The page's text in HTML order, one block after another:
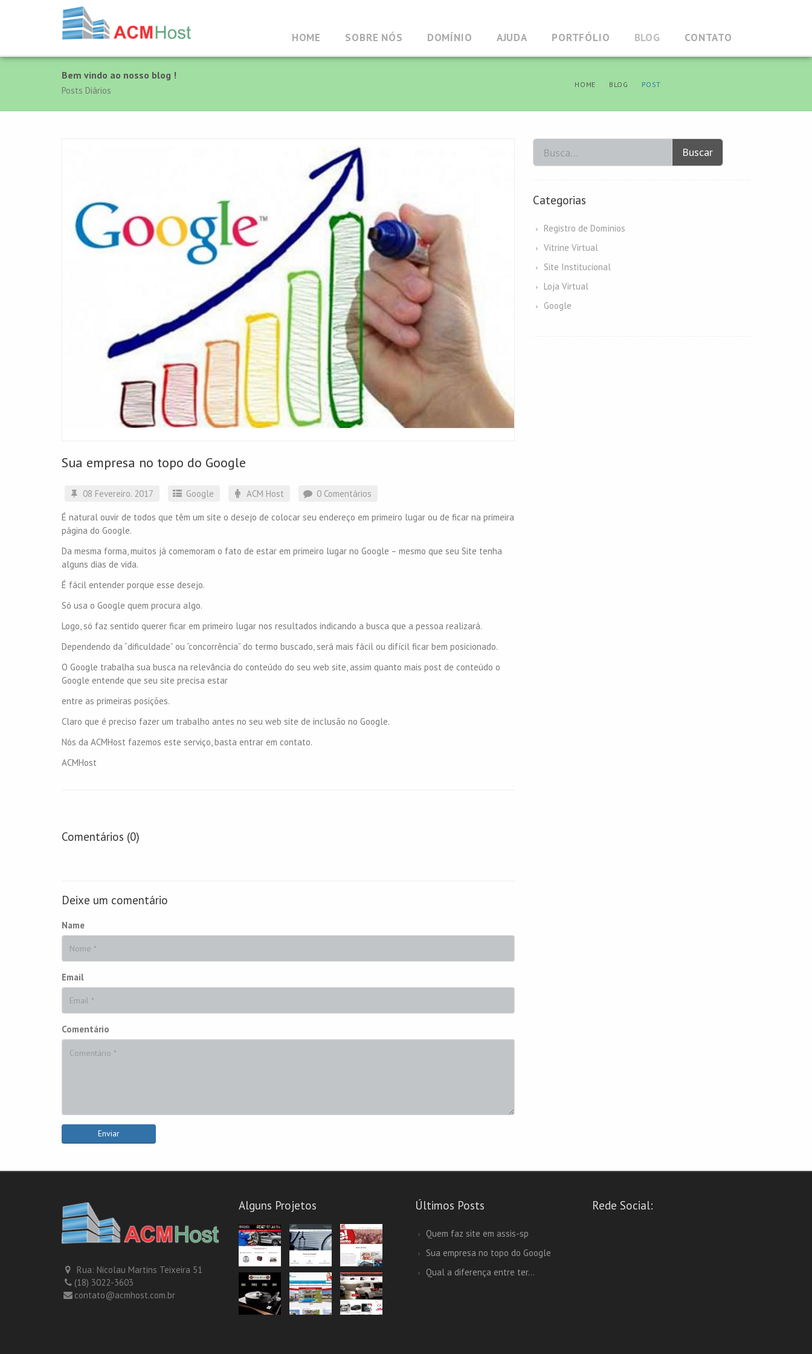
HOME SOBRE NÓS DOMÍNIO AJUDA PORTFÓLIO BLOG CONTATO
Bem vindo ao nosso blog !
Posts Diários
HOME BLOG POST
Sua empresa no topo do Google
08 Fevereiro. 2017 Google ACM Host 0 Comentários
É natural ouvir de todos que têm um site o desejo de colocar seu endereço em primeiro lugar ou de ficar na primeira
página do Google.
Da mesma forma, muitos já comemoram o fato de estar em primeiro lugar no Google – mesmo que seu Site tenha
alguns dias de vida.
É fácil entender porque esse desejo.
Só usa o Google quem procura algo.
Logo, só faz sentido querer ficar em primeiro lugar nos resultados indicando a busca que a pessoa realizará.
Dependendo da “dificuldade” ou “concorrência” do termo buscado, será mais fácil ou difícil ficar bem posicionado.
O Google trabalha sua busca na relevância do conteúdo do seu web site, assim quanto mais post de conteúdo o
Google entende que seu site precisa estar
entre as primeiras posições.
Claro que é preciso fazer um trabalho antes no seu web site de inclusão no Google.
Nós da ACMHost fazemos este serviço, basta entrar em contato.
ACMHost
Comentários (0)
Deixe um comentário
Name
Email
Comentário
Enviar
Buscar
Categorias
Registro de Domínios
Vitrine Virtual
Site Institucional
Loja Virtual
Google
Rua: Nicolau Martins Teixeira 51
(18) 3022-3603
contato@acmhost.com.br
Alguns Projetos Últimos Posts
Quem faz site em assis-sp
Sua empresa no topo do Google
Qual a diferença entre ter...
Rede Social: